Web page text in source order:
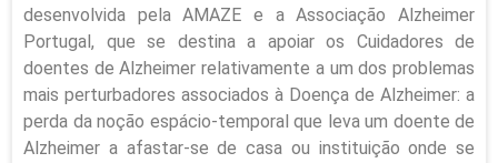
desenvolvida pela AMAZE e a Associação Alzheimer
Portugal, que se destina a apoiar os Cuidadores de
doentes de Alzheimer relativamente a um dos problemas
mais perturbadores associados à Doença de Alzheimer: a
perda da noção espácio-temporal que leva um doente de
Alzheimer a afastar-se de casa ou instituição onde se